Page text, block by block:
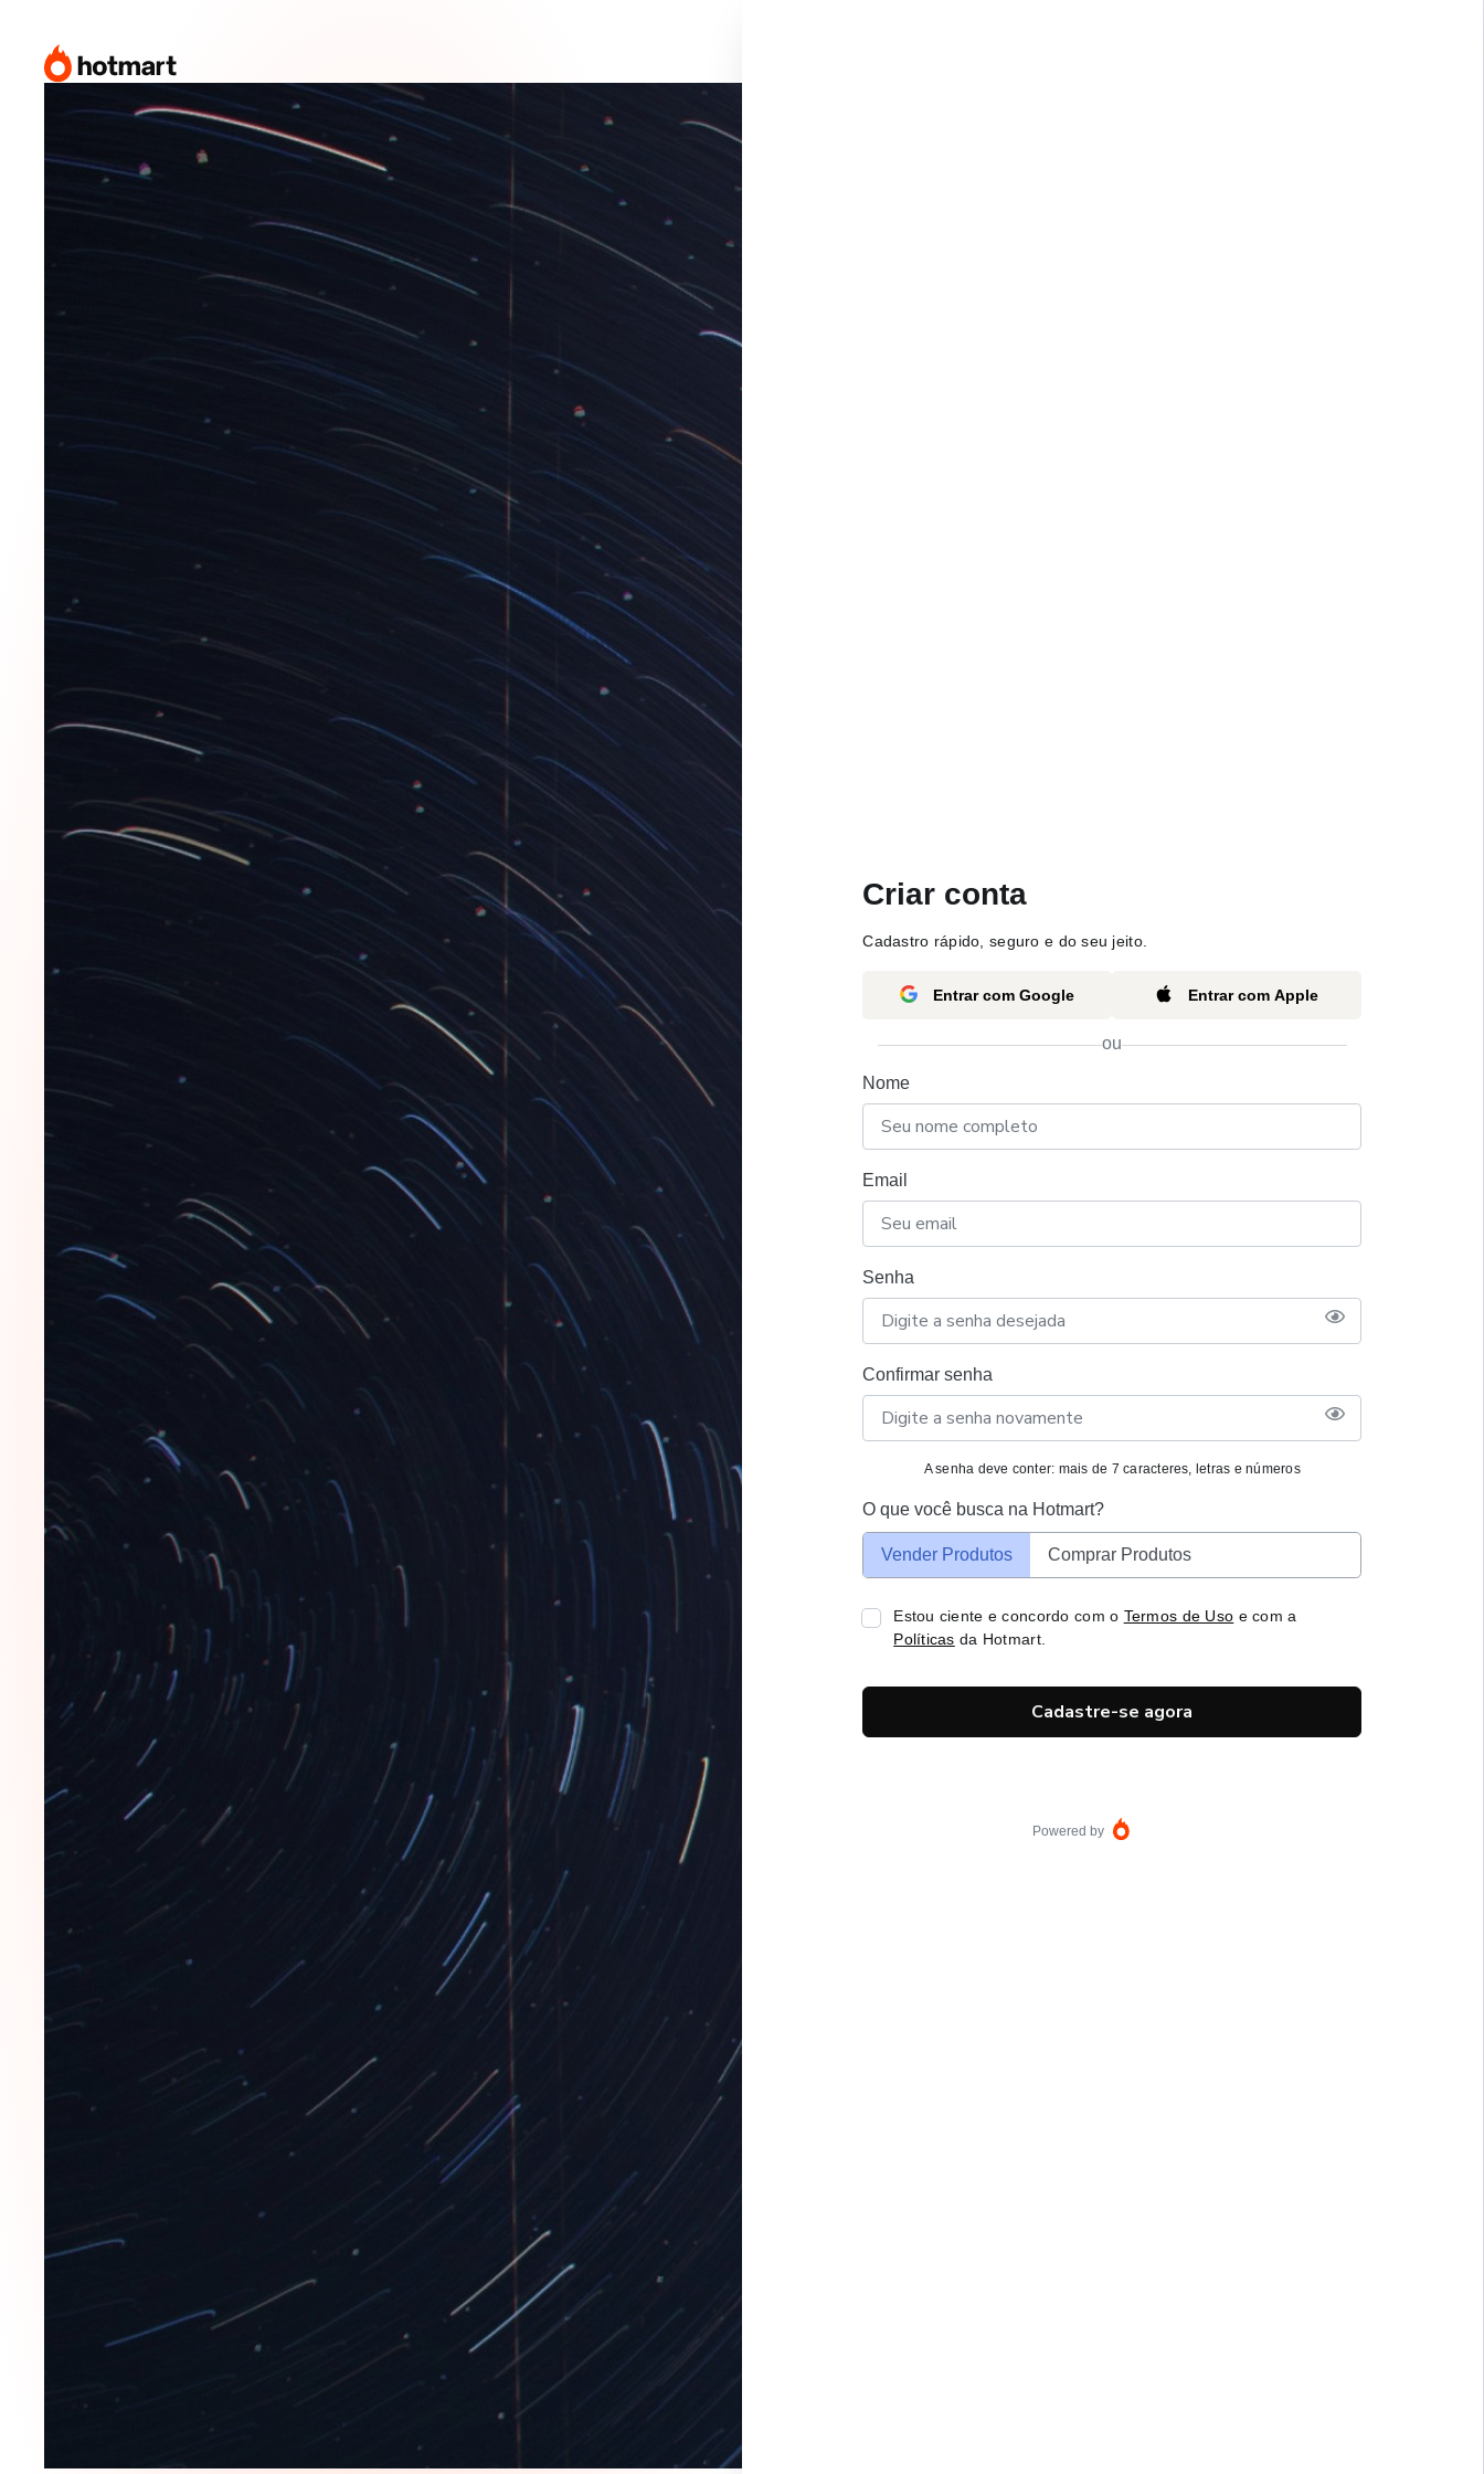
Criar conta
Cadastro rápido, seguro e do seu jeito.
Entrar com Google Entrar com Apple
ou
Nome
Email
Senha
Confirmar senha
A senha deve conter: mais de 7 caracteres, letras e números
O que você busca na Hotmart?
Vender Produtos Comprar Produtos
Estou ciente e concordo com o Termos de Uso e com a
Políticas da Hotmart.
Cadastre-se agora
Powered by